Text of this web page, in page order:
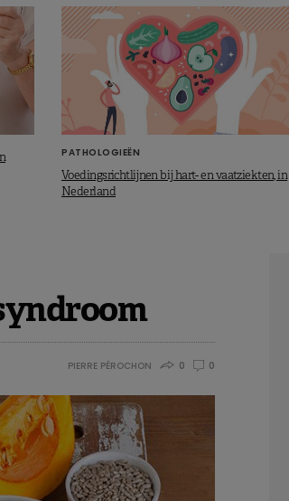
PATHOLOGIEËN
Voedingsrichtlijnen bij hart- en vaatziekten, in
Nederland
PIERRE PÉROCHON 0 0